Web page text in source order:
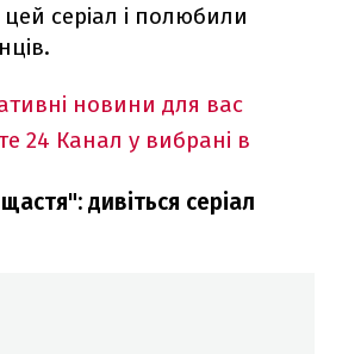
цей серіал і полюбили
новини для вас
24 Канал у вибрані в
дивіться серіал